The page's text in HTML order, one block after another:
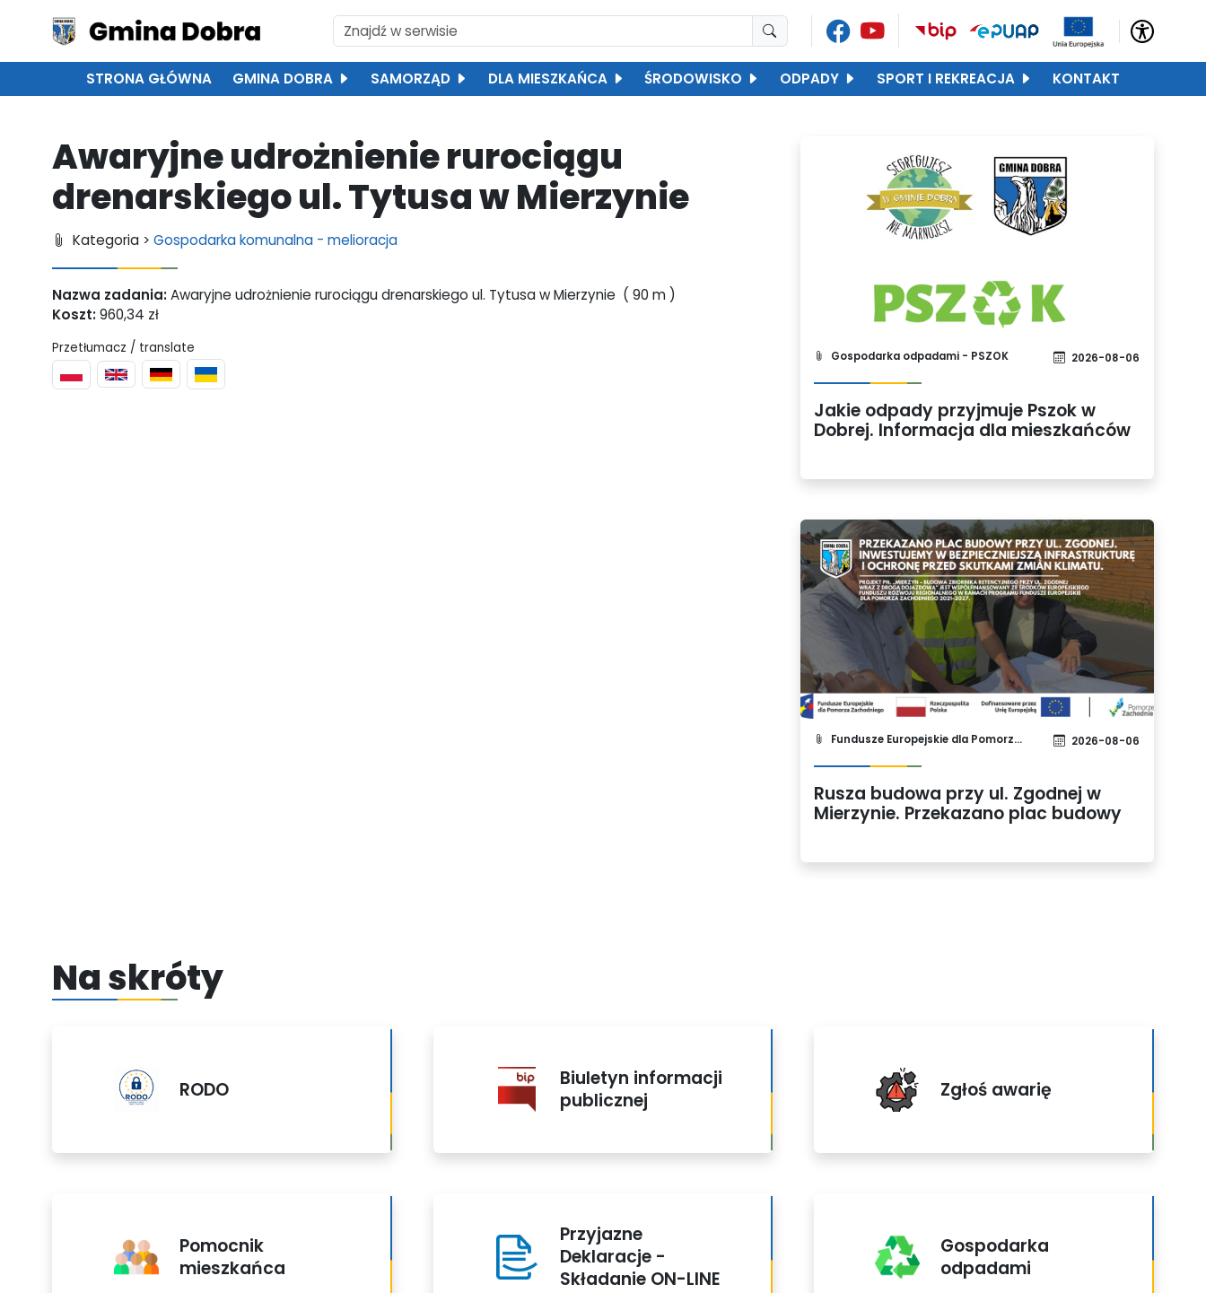
STRONA GŁÓWNA GMINA DOBRA SAMORZĄD DLA MIESZKAŃCA ŚRODOWISKO ODPADY SPORT I REKREACJA KONTAKT
Awaryjne udrożnienie rurociągu
drenarskiego ul. Tytusa w Mierzynie
Kategoria >Gospodarka komunalna - melioracja
Nazwa zadania:Awaryjne udrożnienie rurociągu drenarskiego ul. Tytusa w Mierzynie ( 90 m )
Koszt:960,34 zł
Przetłumacz / translate
Gospodarka odpadami - PSZOK 2026-08-06
Jakie odpady przyjmuje Pszok w
Dobrej. Informacja dla mieszkańców
Fundusze Europejskie dla Pomorza Zachodniego 2021-2027 2026-08-06
Rusza budowa przy ul. Zgodnej w
Mierzynie. Przekazano plac budowy
Na skróty
RODO
Biuletyn informacji
publicznej
Zgłoś awarię
Pomocnik
mieszkańca
Przyjazne
Deklaracje -
Składanie ON-LINE
Gospodarka
odpadami